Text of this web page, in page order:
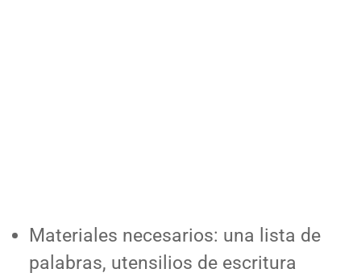
Materiales necesarios: una lista de
palabras, utensilios de escritura